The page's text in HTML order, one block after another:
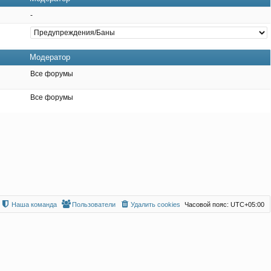
-
Модератор
Все форумы
Все форумы
Часовой пояс: UTC+05:00
Удалить cookies
Пользователи
Наша команда